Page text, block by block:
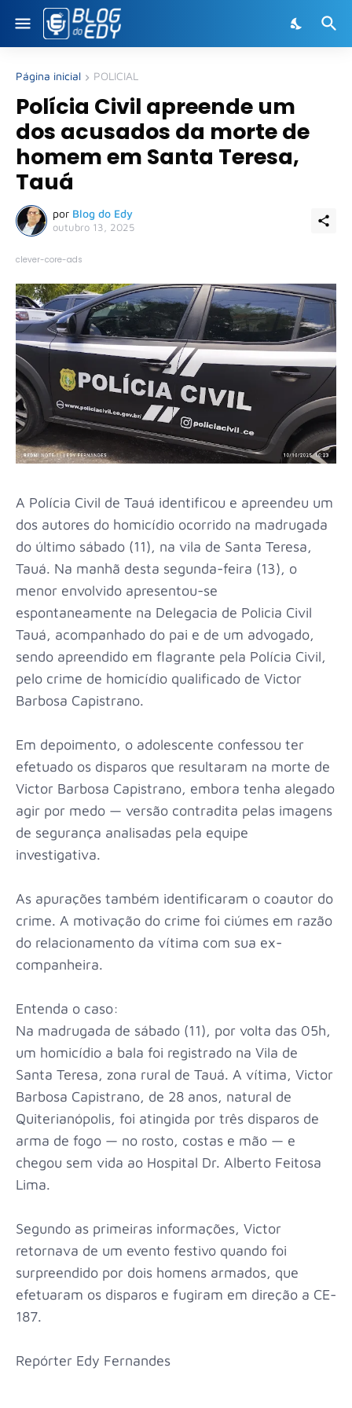
Página inicial POLICIAL
Polícia Civil apreende um
dos acusados da morte de
homem em Santa Teresa,
Tauá
por Blog do Edy
outubro 13, 2025
clever-core-ads
A Polícia Civil de Tauá identificou e apreendeu um
dos autores do homicídio ocorrido na madrugada
do último sábado (11), na vila de Santa Teresa,
Tauá. Na manhã desta segunda-feira (13), o
menor envolvido apresentou-se
espontaneamente na Delegacia de Policia Civil
Tauá, acompanhado do pai e de um advogado,
sendo apreendido em flagrante pela Polícia Civil,
pelo crime de homicídio qualificado de Victor
Barbosa Capistrano.
Em depoimento, o adolescente confessou ter
efetuado os disparos que resultaram na morte de
Victor Barbosa Capistrano, embora tenha alegado
agir por medo — versão contradita pelas imagens
de segurança analisadas pela equipe
investigativa.
As apurações também identificaram o coautor do
crime. A motivação do crime foi ciúmes em razão
do relacionamento da vítima com sua ex-
companheira.
Entenda o caso:
Na madrugada de sábado (11), por volta das 05h,
um homicídio a bala foi registrado na Vila de
Santa Teresa, zona rural de Tauá. A vítima, Victor
Barbosa Capistrano, de 28 anos, natural de
Quiterianópolis, foi atingida por três disparos de
arma de fogo — no rosto, costas e mão — e
chegou sem vida ao Hospital Dr. Alberto Feitosa
Lima.
Segundo as primeiras informações, Victor
retornava de um evento festivo quando foi
surpreendido por dois homens armados, que
efetuaram os disparos e fugiram em direção a CE-
187.
Repórter Edy Fernandes